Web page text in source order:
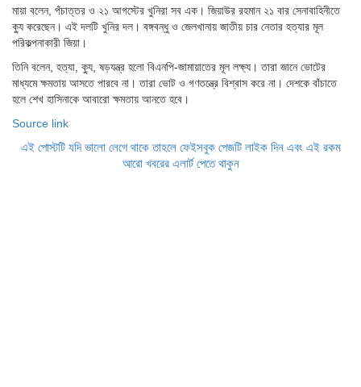
মায়া বলেন, পঁচাত্তর ও ২১ আগস্টের খুনিরা সব এক। জিয়াউর রহমান ২১ বার সেনাবাহিনীতে
ক্যু করেছেন। এই দলটি খুনির দল। বঙ্গবন্ধু ও জেলখানায় জাতীয় চার নেতার হত্যার মূল
পরিকল্পনাকারী জিয়া।
তিনি বলেন, হত্যা, ক্যু, ষড়যন্ত্র হলো বিএনপি-জামায়াতের মূল লক্ষ্য। তারা জানে ভোটের
মাধ্যমে ক্ষমতায় আসতে পারবে না। তারা ভোট ও গণতন্ত্রে বিশ্বাস করে না। দেশকে বাঁচাতে
হলে শেখ হাসিনাকে আবারো ক্ষমতায় আনতে হবে।
Source link
এই পোস্টটি যদি ভালো লেগে থাকে তাহলে ফেইসবুক পেজটি লাইক দিন এবং এই রকম
আরো খবরের এলার্ট পেতে থাকুন